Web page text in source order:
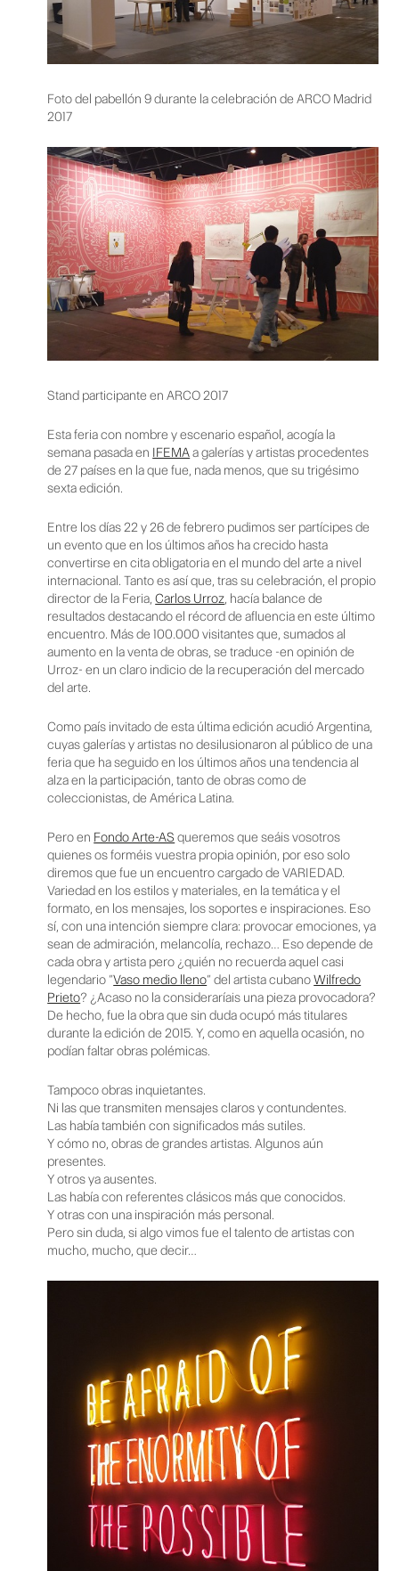
Foto del pabellón 9 durante la celebración de ARCO Madrid
2017
Stand participante en ARCO 2017
Esta feria con nombre y escenario español, acogía la
semana pasada en IFEMAa galerías y artistas procedentes
de 27 países en la que fue, nada menos, que su trigésimo
sexta edición.
Entre los días 22 y 26 de febrero pudimos ser partícipes de
un evento que en los últimos años ha crecido hasta
convertirse en cita obligatoria en el mundo del arte a nivel
internacional. Tanto es así que, tras su celebración, el propio
director de la Feria,Carlos Urroz, hacía balance de
resultados destacando el récord de afluencia en este último
encuentro. Más de 100.000 visitantes que, sumados al
aumento en la venta de obras, se traduce -en opinión de
Urroz- en un claro indicio de la recuperación del mercado
del arte.
Como país invitado de esta última edición acudió Argentina,
cuyas galerías y artistas no desilusionaron al público de una
feria que ha seguido en los últimos años una tendencia al
alza en la participación, tanto de obras como de
coleccionistas, de América Latina.
Pero en Fondo Arte-AS queremos que seáis vosotros
quienes os forméis vuestra propia opinión, por eso solo
diremos que fue un encuentro cargado de VARIEDAD.
Variedad en los estilos y materiales, en la temática y el
formato, en los mensajes, los soportes e inspiraciones. Eso
sí, con una intención siempre clara: provocar emociones, ya
sean de admiración, melancolía, rechazo… Eso depende de
cada obra y artista pero ¿quién no recuerda aquel casi
legendario “Vaso medio lleno” del artista cubanoWilfredo
Prieto? ¿Acaso no la consideraríais una pieza provocadora?
De hecho, fue la obra que sin duda ocupó más titulares
durante la edición de 2015. Y, como en aquella ocasión, no
podían faltar obras polémicas.
Tampoco obras inquietantes.
Ni las que transmiten mensajes claros y contundentes.
Las había también con significados más sutiles.
Y cómo no, obras de grandes artistas. Algunos aún
presentes.
Y otros ya ausentes.
Las había con referentes clásicos más que conocidos.
Y otras con una inspiración más personal.
Pero sin duda, si algo vimos fue el talento de artistas con
mucho, mucho, que decir…